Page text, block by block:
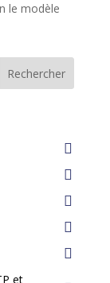
le modèle
Rechercher
et